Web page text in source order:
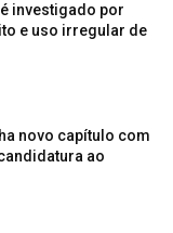
investigado por
e uso irregular de
novo capítulo com
ao